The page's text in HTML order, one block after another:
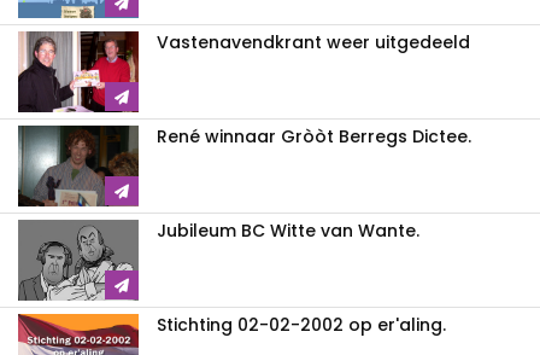
Vastenavendkrant weer uitgedeeld
René winnaar Gròòt Berregs Dictee.
Jubileum BC Witte van Wante.
Stichting 02-02-2002 op er'aling.